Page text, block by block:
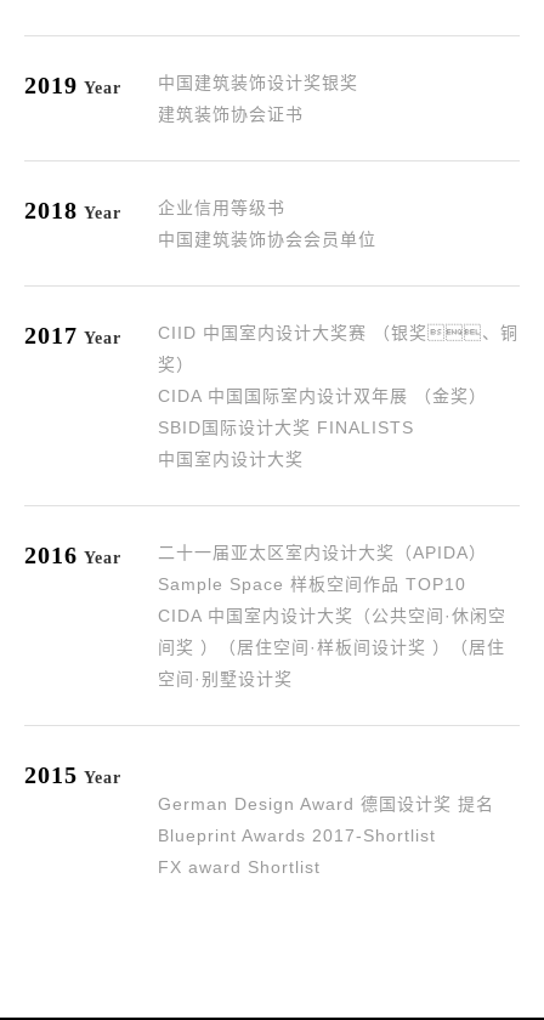
2019 Year
中国建筑装饰设计奖银奖
建筑装饰协会证书
2018 Year
企业信用等级书
中国建筑装饰协会会员单位
2017 Year
CIID 中国室内设计大奖赛 （银奖、铜
奖）
CIDA 中国国际室内设计双年展 （金奖）
SBID国际设计大奖 FINALISTS
中国室内设计大奖
2016 Year
二十一届亚太区室内设计大奖（APIDA）
Sample Space 样板空间作品 TOP10
CIDA 中国室内设计大奖（公共空间·休闲空
间奖 ）（居住空间·样板间设计奖 ）（居住
空间·别墅设计奖
2015 Year
German Design Award 德国设计奖 提名
Blueprint Awards 2017-Shortlist
FX award Shortlist